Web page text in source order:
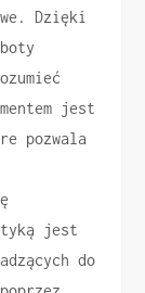
Dzięki
jest
pozwala
jest
do